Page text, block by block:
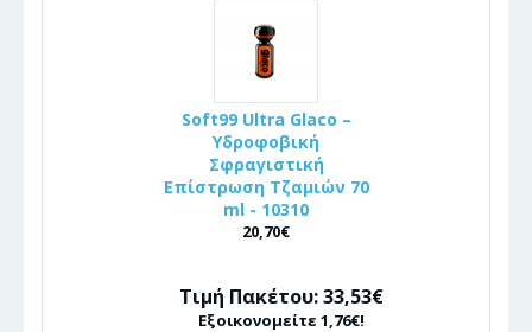
Soft99 Ultra Glaco –
Υδροφοβική
Σφραγιστική
Επίστρωση Τζαμιών 70
ml - 10310
20,70€
Τιμή Πακέτου: 33,53€
Εξοικονομείτε 1,76€!